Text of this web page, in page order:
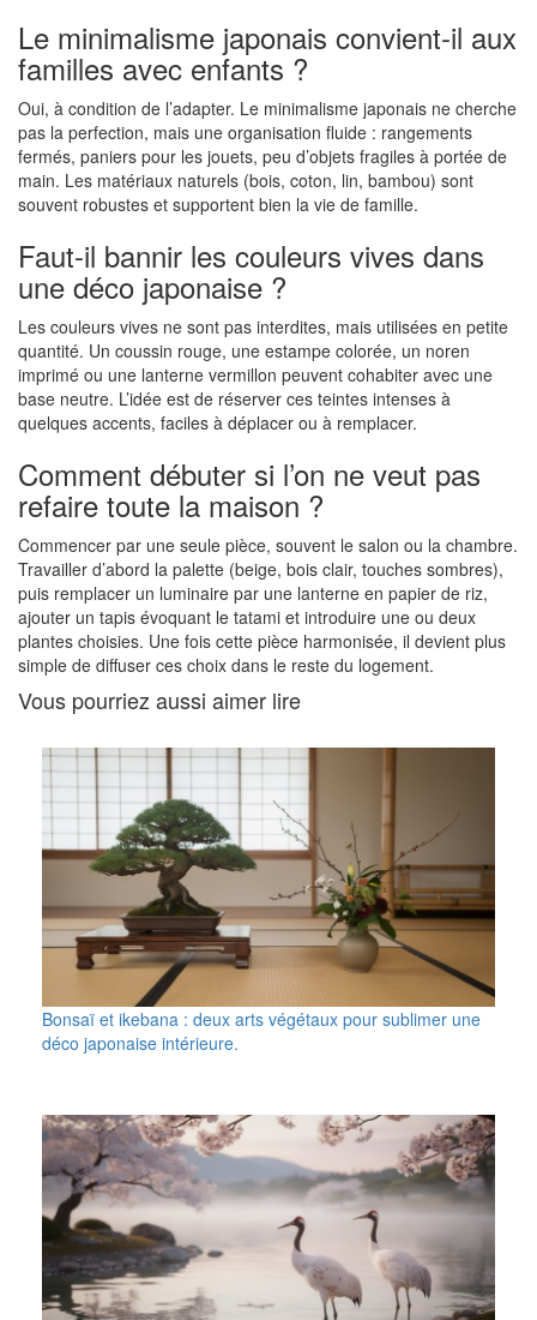
Le minimalisme japonais convient-il aux
familles avec enfants ?
Oui, à condition de l’adapter. Le minimalisme japonais ne cherche
pas la perfection, mais une organisation fluide : rangements
fermés, paniers pour les jouets, peu d’objets fragiles à portée de
main. Les matériaux naturels (bois, coton, lin, bambou) sont
souvent robustes et supportent bien la vie de famille.
Faut-il bannir les couleurs vives dans
une déco japonaise ?
Les couleurs vives ne sont pas interdites, mais utilisées en petite
quantité. Un coussin rouge, une estampe colorée, un noren
imprimé ou une lanterne vermillon peuvent cohabiter avec une
base neutre. L’idée est de réserver ces teintes intenses à
quelques accents, faciles à déplacer ou à remplacer.
Comment débuter si l’on ne veut pas
refaire toute la maison ?
Commencer par une seule pièce, souvent le salon ou la chambre.
Travailler d’abord la palette (beige, bois clair, touches sombres),
puis remplacer un luminaire par une lanterne en papier de riz,
ajouter un tapis évoquant le tatami et introduire une ou deux
plantes choisies. Une fois cette pièce harmonisée, il devient plus
simple de diffuser ces choix dans le reste du logement.
Vous pourriez aussi aimer lire
Bonsaï et ikebana : deux arts végétaux pour sublimer une
déco japonaise intérieure.